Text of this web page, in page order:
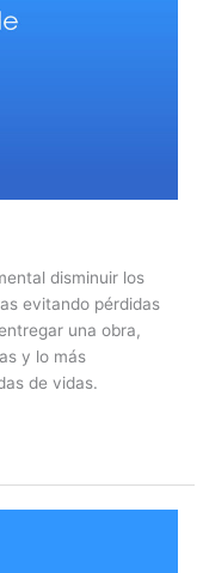
disminuir los
evitando pérdidas
una obra,
y lo más
de vidas.